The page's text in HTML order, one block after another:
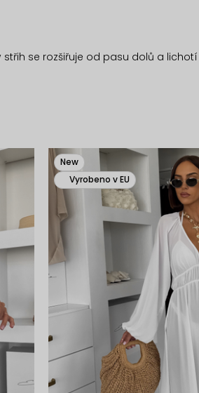
se rozšiřuje od pasu dolů a
New
Vyrobeno v EU